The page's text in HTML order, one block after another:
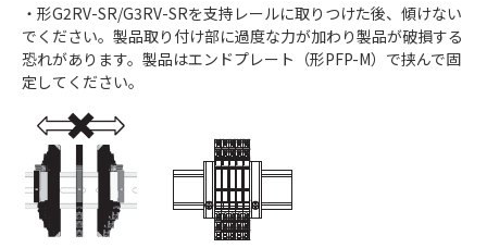
・形G2RV-SR/G3RV-SRを支持レールに取りつけた後、傾けない
でください。製品取り付け部に過度な力が加わり製品が破損する
恐れがあります。製品はエンドプレート（形PFP-M）で挟んで固
定してください。